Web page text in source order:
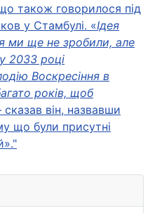
також говорилося під
у Стамбулі. «Ідея
ми ще не зробили, але
2033 році
Воскресіння в
років, щоб
сказав він, назвавши
що були присутні